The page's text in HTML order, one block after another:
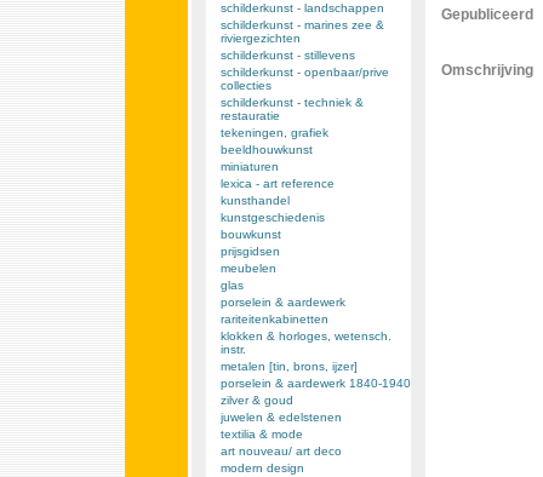
schilderkunst - landschappen
schilderkunst - marines zee &
riviergezichten
schilderkunst - stillevens
schilderkunst - openbaar/prive
collecties
schilderkunst - techniek &
restauratie
tekeningen, grafiek
beeldhouwkunst
miniaturen
lexica - art reference
kunsthandel
kunstgeschiedenis
bouwkunst
prijsgidsen
meubelen
glas
porselein & aardewerk
rariteitenkabinetten
klokken & horloges, wetensch.
instr.
metalen [tin, brons, ijzer]
porselein & aardewerk 1840-1940
zilver & goud
juwelen & edelstenen
textilia & mode
art nouveau/ art deco
modern design
Gepubliceerd
Omschrijving